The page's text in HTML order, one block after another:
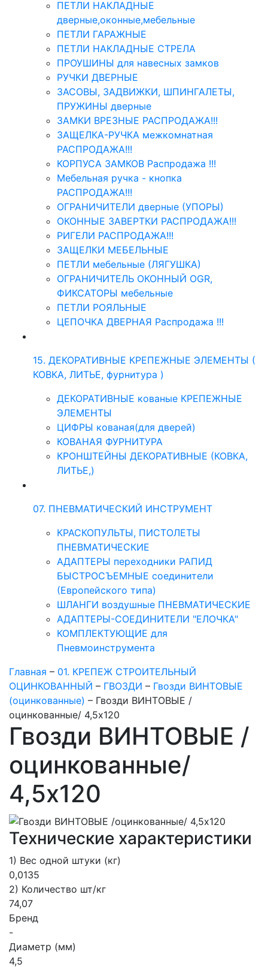
ПЕТЛИ НАКЛАДНЫЕ
дверные,оконные,мебельные
ПЕТЛИ ГАРАЖНЫЕ
ПЕТЛИ НАКЛАДНЫЕ СТРЕЛА
ПРОУШИНЫ для навесных замков
РУЧКИ ДВЕРНЫЕ
ЗАСОВЫ, ЗАДВИЖКИ, ШПИНГАЛЕТЫ,
ПРУЖИНЫ дверные
ЗАМКИ ВРЕЗНЫЕ РАСПРОДАЖА!!!
ЗАЩЕЛКА-РУЧКА межкомнатная
РАСПРОДАЖА!!!
КОРПУСА ЗАМКОВ Распродажа !!!
Мебельная ручка - кнопка
РАСПРОДАЖА!!!
ОГРАНИЧИТЕЛИ дверные (УПОРЫ)
ОКОННЫЕ ЗАВЕРТКИ РАСПРОДАЖА!!!
РИГЕЛИ РАСПРОДАЖА!!!
ЗАЩЕЛКИ МЕБЕЛЬНЫЕ
ПЕТЛИ мебельные (ЛЯГУШКА)
ОГРАНИЧИТЕЛЬ ОКОННЫЙ OGR,
ФИКСАТОРЫ мебельные
ПЕТЛИ РОЯЛЬНЫЕ
ЦЕПОЧКА ДВЕРНАЯ Распродажа !!!
15. ДЕКОРАТИВНЫЕ КРЕПЕЖНЫЕ ЭЛЕМЕНТЫ (
КОВКА, ЛИТЬЕ, фурнитура )
ДЕКОРАТИВНЫЕ кованые КРЕПЕЖНЫЕ
ЭЛЕМЕНТЫ
ЦИФРЫ кованая(для дверей)
КОВАНАЯ ФУРНИТУРА
КРОНШТЕЙНЫ ДЕКОРАТИВНЫЕ (КОВКА,
ЛИТЬЕ,)
07. ПНЕВМАТИЧЕСКИЙ ИНСТРУМЕНТ
КРАСКОПУЛЬТЫ, ПИСТОЛЕТЫ
ПНЕВМАТИЧЕСКИЕ
АДАПТЕРЫ переходники РАПИД
БЫСТРОСЪЕМНЫЕ соединители
(Европейского типа)
ШЛАНГИ воздушные ПНЕВМАТИЧЕСКИЕ
АДАПТЕРЫ-СОЕДИНИТЕЛИ "ЕЛОЧКА"
КОМПЛЕКТУЮЩИЕ для
Пневмоинструмента
Главная – 01. КРЕПЕЖ СТРОИТЕЛЬНЫЙ
ОЦИНКОВАННЫЙ – ГВОЗДИ – Гвозди ВИНТОВЫЕ
(оцинкованные) – Гвозди ВИНТОВЫЕ /
оцинкованные/ 4,5х120
Гвозди ВИНТОВЫЕ /
оцинкованные/
4,5х120
Технические характеристики
1) Вес одной штуки (кг)
0,0135
2) Количество шт/кг
74,07
Бренд
-
Диаметр (мм)
4,5